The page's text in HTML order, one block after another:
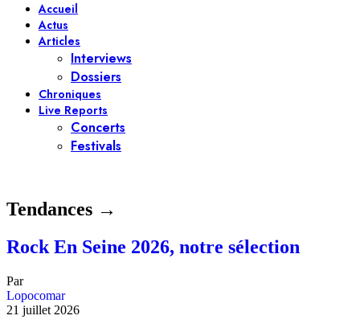
Accueil
Actus
Articles
Interviews
Dossiers
Chroniques
Live Reports
Concerts
Festivals
Tendances →
Rock En Seine 2026, notre sélection
Par
Lopocomar
21 juillet 2026